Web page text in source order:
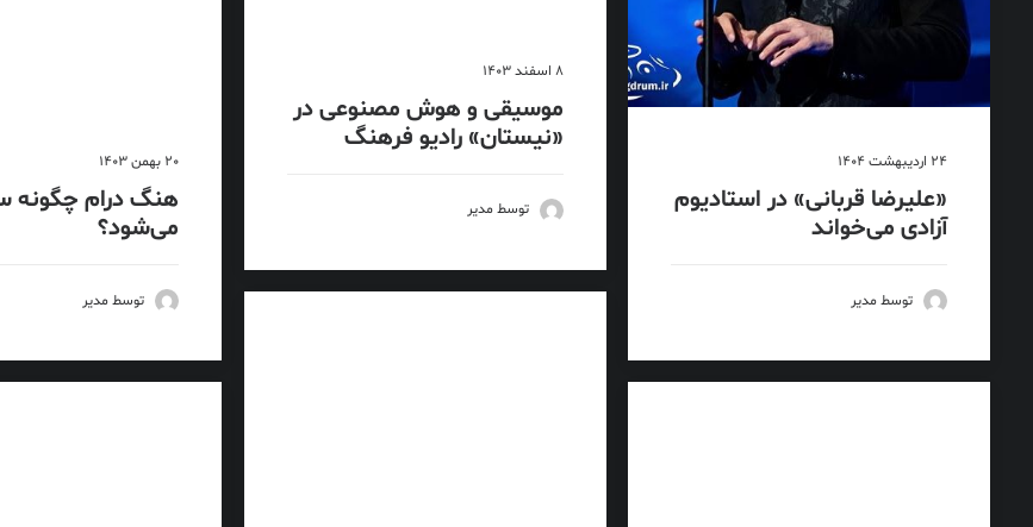
24 اردیبهشت 1404
«علیرضا قربانی» در استادیوم
آزادی می‌خواند
توسط مدیر
8 اسفند 1403
موسیقی و هوش مصنوعی در
«نیستان» رادیو فرهنگ
توسط مدیر
20 بهمن 1403
هنگ درام چگونه
می‌شود؟
توسط مدیر